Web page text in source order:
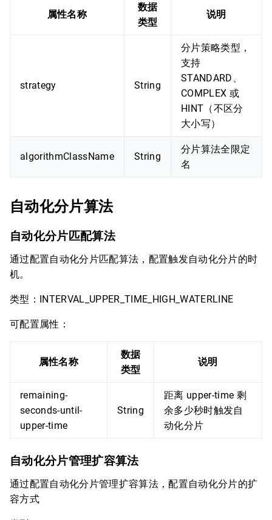
属性名称
数据
类型
说明
strategy String
分片策略类型，
支持
STANDARD、
COMPLEX 或
HINT（不区分
大小写）
algorithmClassName String
分片算法全限定
名
自动化分片算法
自动化分片匹配算法
通过配置自动化分片匹配算法，配置触发自动化分片的时
机。
类型：INTERVAL_UPPER_TIME_HIGH_WATERLINE
可配置属性：
属性名称
数据
类型
说明
remaining-
seconds-until-
upper-time
String
距离 upper-time 剩
余多少秒时触发自
动化分片
自动化分片管理扩容算法
通过配置自动化分片管理扩容算法，配置自动化分片的扩
容方式